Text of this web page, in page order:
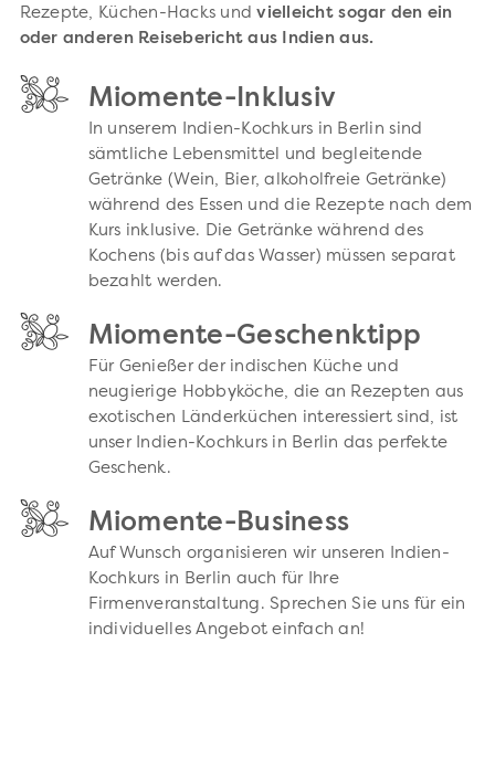
Rezepte, Küchen-Hacks undvielleicht sogar den ein
oder anderen Reisebericht aus Indien aus.
Miomente-Inklusiv
In unserem Indien-Kochkurs in Berlin sind
sämtliche Lebensmittel und begleitende
Getränke (Wein, Bier, alkoholfreie Getränke)
während des Essen und die Rezepte nach dem
Kurs inklusive. Die Getränke während des
Kochens (bis auf das Wasser) müssen separat
bezahlt werden.
Miomente-Geschenktipp
Für Genießer der indischen Küche und
neugierige Hobbyköche, die an Rezepten aus
exotischen Länderküchen interessiert sind, ist
unser Indien-Kochkurs in Berlin das perfekte
Geschenk.
Miomente-Business
Auf Wunsch organisieren wir unseren Indien-
Kochkurs in Berlin auch für Ihre
Firmenveranstaltung. Sprechen Sie uns für ein
individuelles Angebot einfach an!